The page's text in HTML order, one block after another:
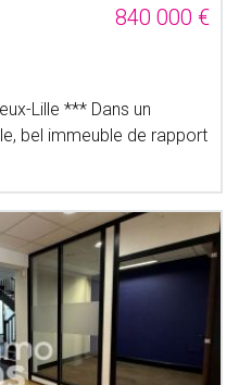
840 000 €
Lille *** Dans un
bel immeuble de rapport